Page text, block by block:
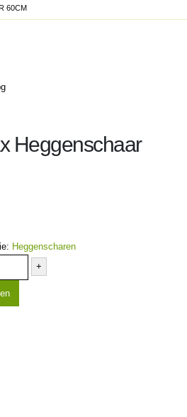
60CM
Heggenschaar
Heggenscharen
+